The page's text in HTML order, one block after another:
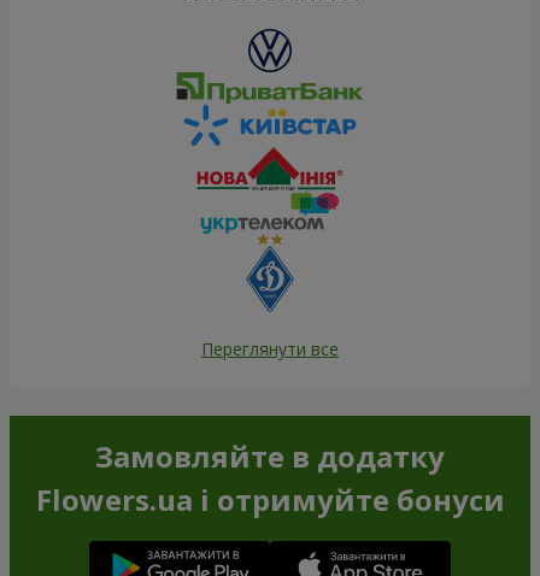
Переглянути все
Замовляйте в додатку
Flowers.ua і отримуйте бонуси